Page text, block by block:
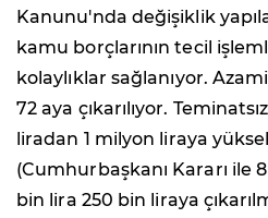
Kanunu'nda değişiklik
kamu borçlarının tecil
kolaylıklar sağlanıyor.
72 aya çıkarılıyor.
liradan 1 milyon liraya
(Cumhurbaşkanı Kararı ile
bin lira 250 bin liraya